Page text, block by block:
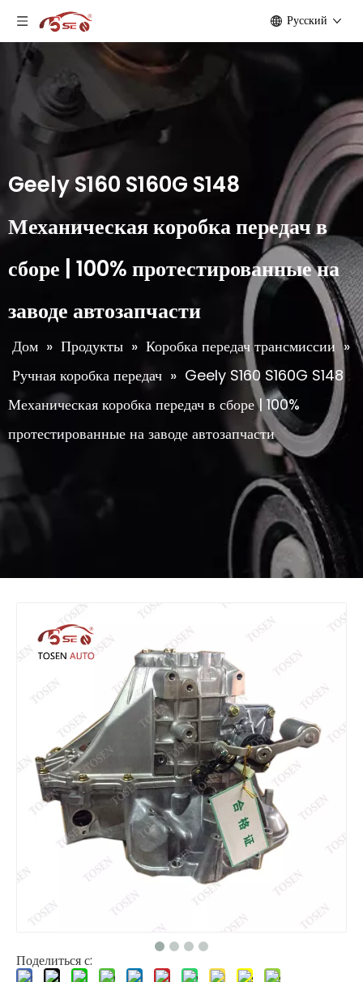
Pусский
Geely S160 S160G S148
Механическая коробка передач в
сборе | 100% протестированные на
заводе автозапчасти
Дом » Продукты » Коробка передач трансмиссии »
Ручная коробка передач » Geely S160 S160G S148
Механическая коробка передач в сборе | 100%
протестированные на заводе автозапчасти
Поделиться с: